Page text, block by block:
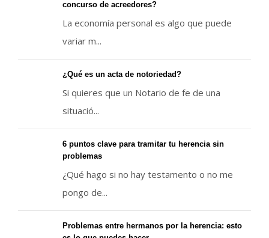
concurso de acreedores?
La economía personal es algo que puede
variar m...
¿Qué es un acta de notoriedad?
Si quieres que un Notario de fe de una
situació...
6 puntos clave para tramitar tu herencia sin
problemas
¿Qué hago si no hay testamento o no me
pongo de...
Problemas entre hermanos por la herencia: esto